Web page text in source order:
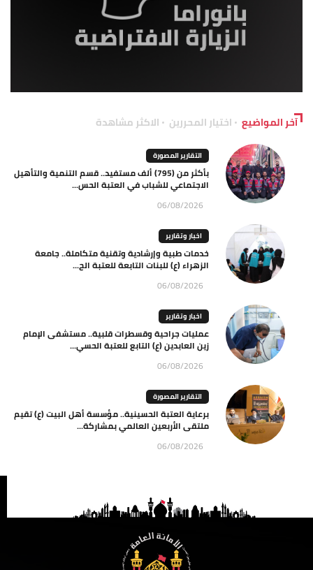
آخر المواضيع اختيار المحررين الاكثر مشاهدة
التقارير المصورة
بأكثر من (795) ألف مستفيد.. قسم التنمية والتأهيل
الاجتماعي للشباب في العتبة الحس...
06/08/2026
اخبار وتقارير
خدمات طبية وإرشادية وتقنية متكاملة.. جامعة
الزهراء (ع) للبنات التابعة للعتبة الح...
06/08/2026
اخبار وتقارير
عمليات جراحية وقسطرات قلبية.. مستشفى الإمام
زين العابدين (ع) التابع للعتبة الحسي...
06/08/2026
التقارير المصورة
برعاية العتبة الحسينية.. مؤسسة أهل البيت (ع) تقيم
ملتقى الأربعين العالمي بمشاركة...
06/08/2026